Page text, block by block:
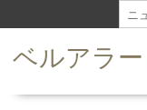
k
ベルアラ